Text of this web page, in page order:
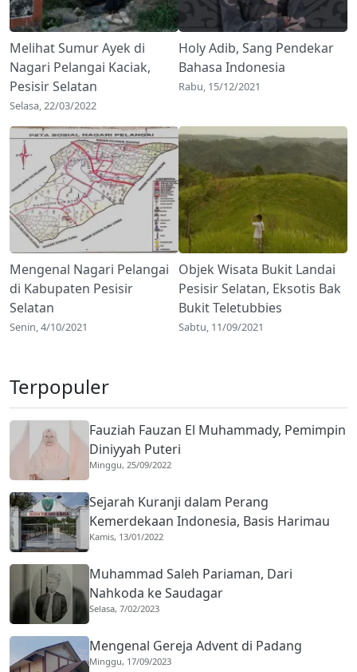
Melihat Sumur Ayek di
Nagari Pelangai Kaciak,
Pesisir Selatan
Selasa, 22/03/2022
Holy Adib, Sang Pendekar
Bahasa Indonesia
Rabu, 15/12/2021
Mengenal Nagari Pelangai
di Kabupaten Pesisir
Selatan
Senin, 4/10/2021
Objek Wisata Bukit Landai
Pesisir Selatan, Eksotis Bak
Bukit Teletubbies
Sabtu, 11/09/2021
Terpopuler
Fauziah Fauzan El Muhammady, Pemimpin
Diniyyah Puteri
Minggu, 25/09/2022
Sejarah Kuranji dalam Perang
Kemerdekaan Indonesia, Basis Harimau
Kuranji
Kamis, 13/01/2022
Muhammad Saleh Pariaman, Dari
Nahkoda ke Saudagar
Selasa, 7/02/2023
Mengenal Gereja Advent di Padang
Minggu, 17/09/2023